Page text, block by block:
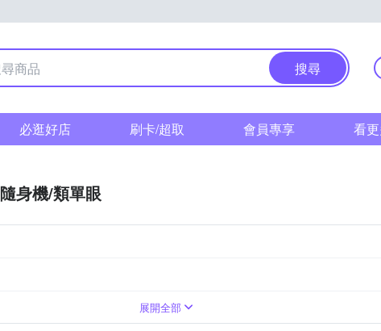
搜尋
必逛好店 刷卡/超取 會員專享 看
隨身機/類單眼
展開全部